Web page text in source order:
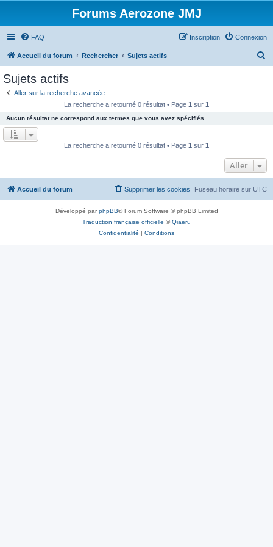
Forums Aerozone JMJ
FAQ Connexion
Inscription
Accueil du forum Rechercher Sujets actifs
e
Sujets actifs
Aller sur la recherche avancée
La recherche a retourné 0 résultat • Page 1 sur 1
Aucun résultat ne correspond aux termes que vous avez spécifiés.
La recherche a retourné 0 résultat • Page 1 sur 1
Aller
Accueil du forum Fuseau horaire sur UTC
Supprimer les cookies
Développé parphpBB® Forum Software © phpBB Limited
Traduction française officielle ©Qiaeru
Confidentialité | Conditions